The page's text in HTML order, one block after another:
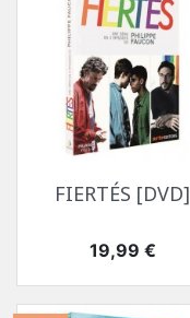
FIERTÉS [DVD]
Prix
19,99 €